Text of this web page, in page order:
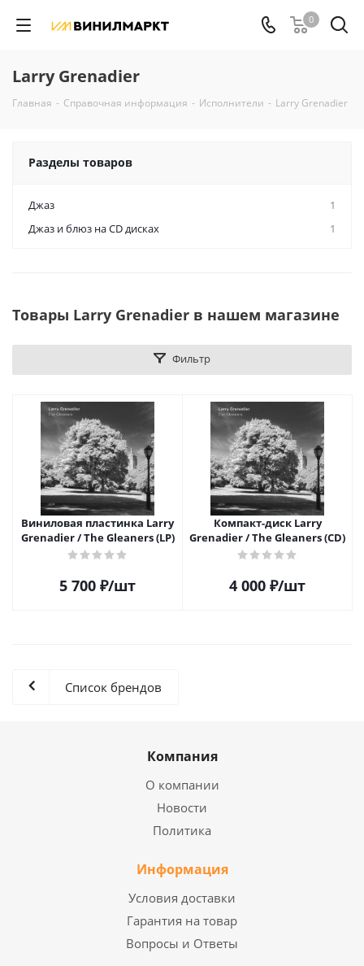
0
Larry Grenadier
Главная - Справочная информация - Исполнители - Larry Grenadier
Разделы товаров
Джаз
1
Джаз и блюз на CD дисках
1
Товары Larry Grenadier в нашем магазине
Фильтр
Виниловая пластинка Larry
Grenadier / The Gleaners (LP)
5 700 ₽/шт
Компакт-диск Larry
Grenadier / The Gleaners (CD)
4 000 ₽/шт
Список брендов
Компания
О компании
Новости
Политика
Информация
Условия доставки
Гарантия на товар
Вопросы и Ответы